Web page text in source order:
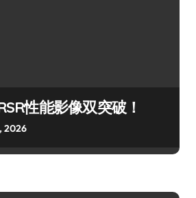
性能影像双突破！
2026